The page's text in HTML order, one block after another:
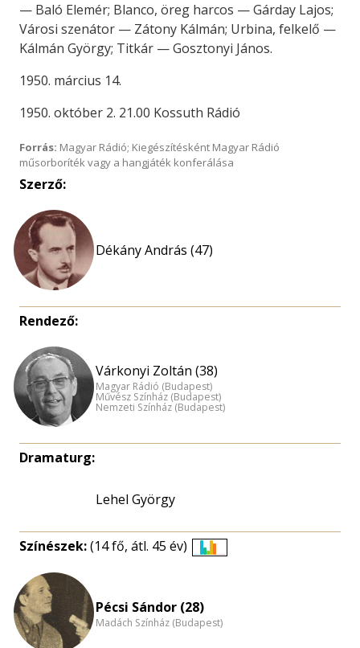
— Baló Elemér; Blanco, öreg harcos — Gárday Lajos;
Városi szenátor — Zátony Kálmán; Urbina, felkelő —
Kálmán György; Titkár — Gosztonyi János.
1950. március 14.
1950. október 2. 21.00 Kossuth Rádió
Forrás: Magyar Rádió; Kiegészítésként Magyar Rádió
műsorboríték vagy a hangjáték konferálása
Szerző:
Dékány András (47)
Rendező:
Várkonyi Zoltán (38)
Magyar Rádió (Budapest)
Művész Színház (Budapest)
Nemzeti Színház (Budapest)
Dramaturg:
Lehel György
Színészek:(14 fő, átl. 45 év)
Pécsi Sándor (28)
Madách Színház (Budapest)